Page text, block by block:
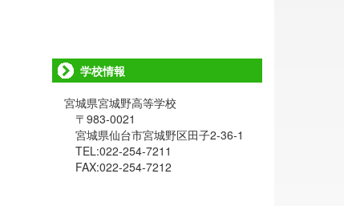
学校情報
宮城県宮城野高等学校
〒983-0021
宮城県仙台市宮城野区田子2-36-1
TEL:022-254-7211
FAX:022-254-7212